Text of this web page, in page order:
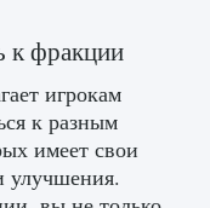
к фракции
игрокам
к разным
имеет свои
улучшения.